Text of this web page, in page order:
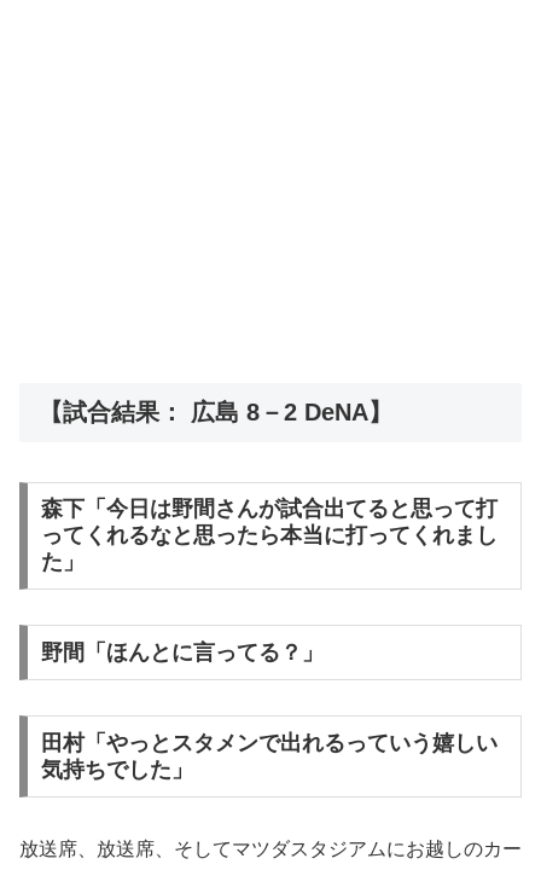
【試合結果： 広島 8－2 DeNA】
森下「今日は野間さんが試合出てると思って打
ってくれるなと思ったら本当に打ってくれまし
た」
野間「ほんとに言ってる？」
田村「やっとスタメンで出れるっていう嬉しい
気持ちでした」
放送席、放送席、そしてマツダスタジアムにお越しのカー